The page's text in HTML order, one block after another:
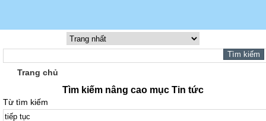
Trang chủ
Tìm kiếm nâng cao mục Tin tức
Từ tìm kiếm